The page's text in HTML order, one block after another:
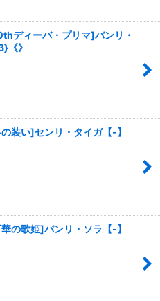
ディーバ・プリマ]バンリ・
《》
装い]センリ・タイガ【-】
の歌姫]バンリ・ソラ【-】